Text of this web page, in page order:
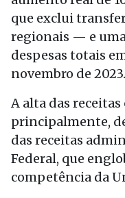
que exclui
regionais — e uma
despesas totais
novembro de 2023.
A alta das
principalmente,
das receitas
Federal, que
competência da